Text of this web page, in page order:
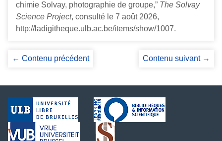
chimie Solvay, photographie de groupe,” The Solvay
Science Project, consulté le 7 août 2026,
http://ladigitheque.ulb.ac.be/items/show/1007.
← Contenu précédent Contenu suivant →